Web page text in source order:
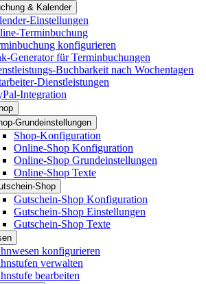
& Kalender
Einstellungen
Terminbuchung
konfigurieren
Generator für Terminbuchungen
Buchbarkeit nach Wochentagen
Dienstleistungen
Integration
Grundeinstellungen
Shop-Konfiguration
Online-Shop Konfiguration
Online-Shop Grundeinstellungen
Online-Shop Texte
Shop
Gutschein-Shop Konfiguration
Gutschein-Shop Einstellungen
Gutschein-Shop Texte
konfigurieren
verwalten
bearbeiten